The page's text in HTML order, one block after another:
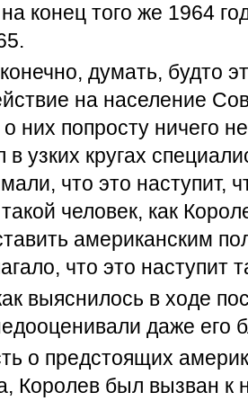
конец того же 1964
думать, будто
на население
них попросту ничего
в узких кругах
что это наступит,
человек, как
американским
что это наступит
выяснилось в ходе
даже его
о предстоящих
Королев был вызван к